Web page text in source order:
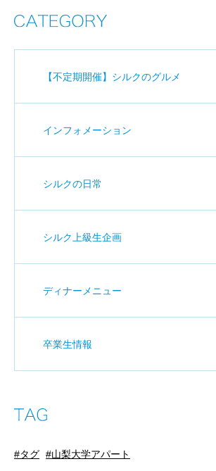
【不定期開催】シルクのグルメ
インフォメーション
シルクの日常
シルク上級生企画
ディナーメニュー
卒業生情報
タグ 山梨大学アパート